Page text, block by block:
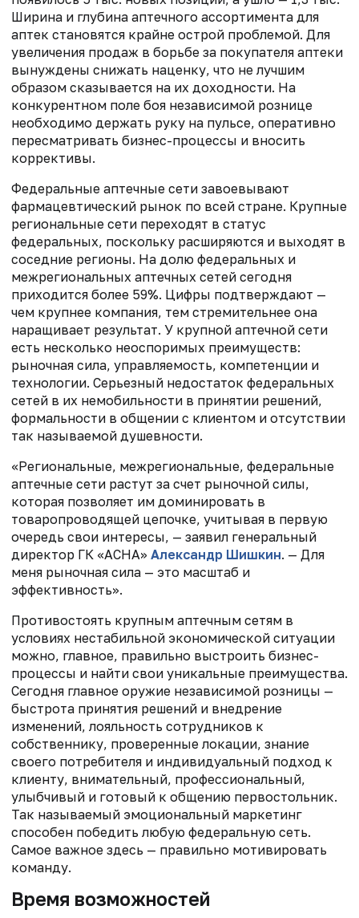
Ширина и глубина аптечного ассортимента для
аптек становятся крайне острой проблемой. Для
увеличения продаж в борьбе за покупателя аптеки
вынуждены снижать наценку, что не лучшим
образом сказывается на их доходности. На
конкурентном поле боя независимой рознице
необходимо держать руку на пульсе, оперативно
пересматривать бизнес-процессы и вносить
коррективы.
Федеральные аптечные сети завоевывают
фармацевтический рынок по всей стране. Крупные
региональные сети переходят в статус
федеральных, поскольку расширяются и выходят в
соседние регионы. На долю федеральных и
межрегиональных аптечных сетей сегодня
приходится более 59%. Цифры подтверждают —
чем крупнее компания, тем стремительнее она
наращивает результат. У крупной аптечной сети
есть несколько неоспоримых преимуществ:
рыночная сила, управляемость, компетенции и
технологии. Серьезный недостаток федеральных
сетей в их немобильности в принятии решений,
формальности в общении с клиентом и отсутствии
так называемой душевности.
«Региональные, межрегиональные, федеральные
аптечные сети растут за счет рыночной силы,
которая позволяет им доминировать в
товаропроводящей цепочке, учитывая в первую
очередь свои интересы, — заявил генеральный
директор ГК «АСНА» Александр Шишкин. — Для
меня рыночная сила — это масштаб и
эффективность».
Противостоять крупным аптечным сетям в
условиях нестабильной экономической ситуации
можно, главное, правильно выстроить бизнес-
процессы и найти свои уникальные преимущества.
Сегодня главное оружие независимой розницы —
быстрота принятия решений и внедрение
изменений, лояльность сотрудников к
собственнику, проверенные локации, знание
своего потребителя и индивидуальный подход к
клиенту, внимательный, профессиональный,
улыбчивый и готовый к общению первостольник.
Так называемый эмоциональный маркетинг
способен победить любую федеральную сеть.
Самое важное здесь — правильно мотивировать
команду.
Время возможностей